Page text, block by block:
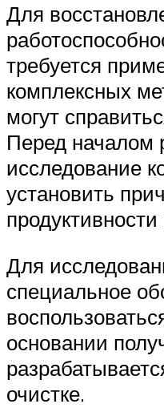
Для
требуется
комплексных
могут
Перед началом
исследование
установить
продуктивности
Для
специальное
основании
очистке.